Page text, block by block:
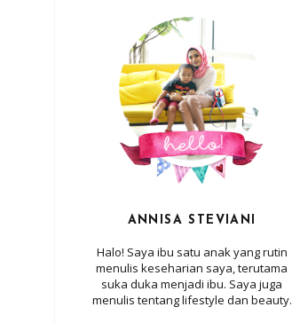
ANNISA STEVIANI
Halo! Saya ibu satu anak yang rutin
menulis keseharian saya, terutama
suka duka menjadi ibu. Saya juga
menulis tentang lifestyle dan beauty.